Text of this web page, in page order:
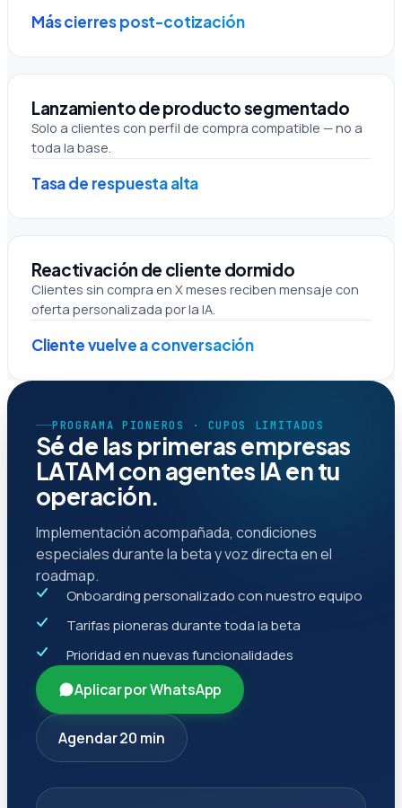
Más cierres post-cotización
Lanzamiento de producto segmentado
Solo a clientes con perfil de compra compatible — no a
toda la base.
Tasa de respuesta alta
Reactivación de cliente dormido
Clientes sin compra en X meses reciben mensaje con
oferta personalizada por la IA.
Cliente vuelve a conversación
PROGRAMA PIONEROS · CUPOS LIMITADOS
Sé de las primeras empresas
LATAM con agentes IA en tu
operación.
Implementación acompañada, condiciones
especiales durante la beta y voz directa en el
roadmap.
Onboarding personalizado con nuestro equipo
Tarifas pioneras durante toda la beta
Prioridad en nuevas funcionalidades
Aplicar por WhatsApp
Agendar 20 min